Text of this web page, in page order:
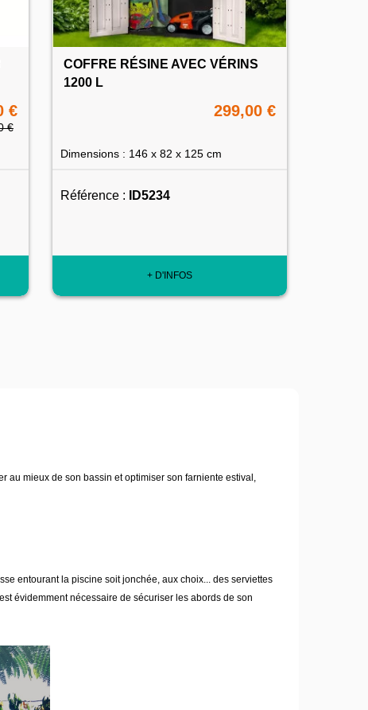
€
€
COFFRE RÉSINE AVEC VÉRINS
1200 L
299,00 €
Dimensions : 146 x 82 x 125 cm
Référence : ID5234
+ D'INFOS
au mieux de son bassin et optimiser son farniente estival,
entourant la piscine soit jonchée, aux choix... des serviettes
évidemment nécessaire de sécuriser les abords de son